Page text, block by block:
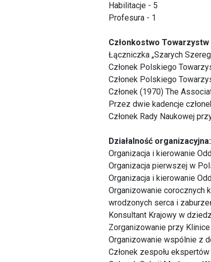
Habilitacje - 5
Profesura - 1
Członkostwo Towarzystw
Łączniczka „Szarych
Członek Polskiego
Członek Polskiego
Członek (1970) The
Przez dwie kadencje
Członek Rady Naukowej
Działalność organizacyjna:
Organizacja i kierowanie
Organizacja pierwszej w
Organizacja i kierowanie
Organizowanie corocznych
wrodzonych serca i
Konsultant Krajowy w
Zorganizowanie przy
Organizowanie wspólnie z
Członek zespołu